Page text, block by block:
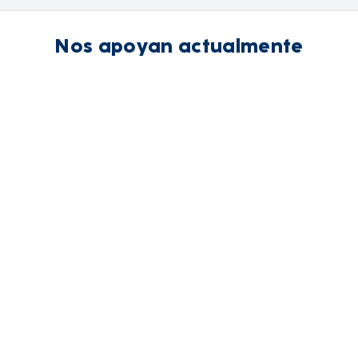
Nos apoyan actualmente